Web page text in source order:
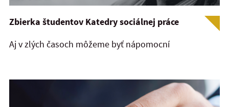
Zbierka študentov Katedry sociálnej práce
Aj v zlých časoch môžeme byť nápomocní